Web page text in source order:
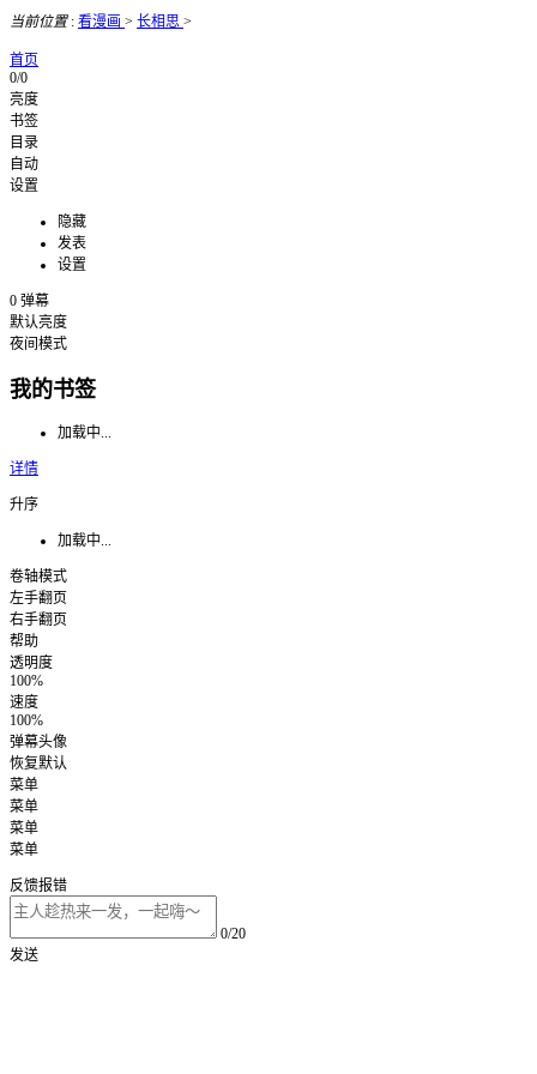
当前位置: 看漫画 > 长相思 >
首页
0/0
亮度
书签
目录
自动
设置
隐藏
发表
设置
0 弹幕
默认亮度
夜间模式
我的书签
加载中...
详情
升序
加载中...
卷轴模式
左手翻页
右手翻页
帮助
透明度
100%
速度
100%
弹幕头像
恢复默认
菜单
菜单
菜单
菜单
反馈报错
0/20
发送